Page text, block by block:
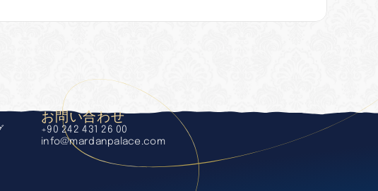
お問い合わせ
+90 242 431 26 00
info@mardanpalace.com